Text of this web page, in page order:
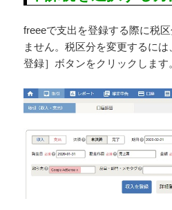
freeeで支出を登録する際に税
ません。税区分を変更するに
登録］ボタンをクリックします